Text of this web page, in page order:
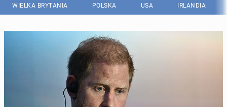
WIELKA BRYTANIA POLSKA USA IRLANDIA